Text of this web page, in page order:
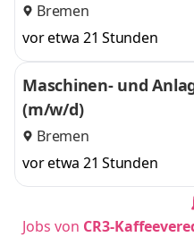
Bremen
vor etwa 21 Stunden
Maschinen- und
(m/w/d)
Bremen
vor etwa 21 Stunden
Jobs von CR3-